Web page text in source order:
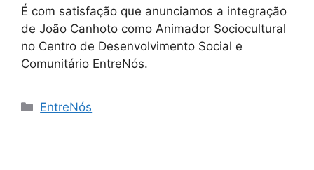
É com satisfação que anunciamos a integração
de João Canhoto como Animador Sociocultural
no Centro de Desenvolvimento Social e
Comunitário EntreNós.
Categorias
EntreNós